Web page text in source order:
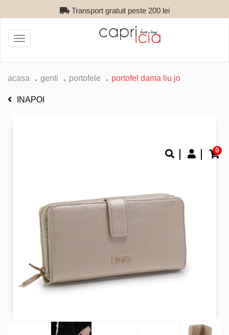
Transport gratuit peste 200 lei
0
Toggle
navigation
acasa genti portofele portofel dama liu jo
INAPOI